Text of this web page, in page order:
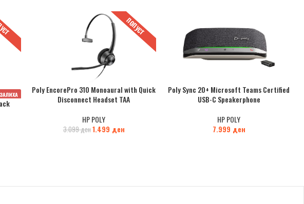
ПОПУСТ
Poly EncorePro 310 Monoaural with Quick
Disconnect Headset TAA
HP POLY
3.099ден1.499 ден
Poly Sync 20+ Microsoft Teams Certified
USB-C Speakerphone
HP POLY
7.999 ден